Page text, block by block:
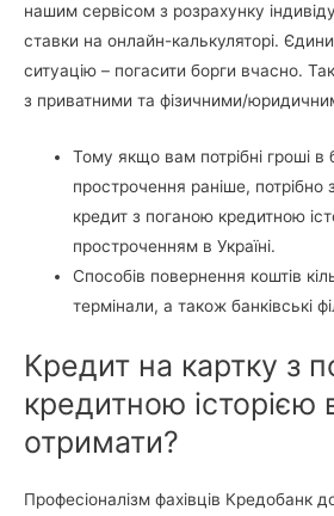
нашим сервісом з розрахунку
ставки на онлайн-калькуляторі.
ситуацію – погасити борги вчасно.
з приватними та фізичними/
Тому якщо вам потрібні гроші в
прострочення раніше, потрібно
кредит з поганою кредитною
простроченням в Україні.
Способів повернення коштів
термінали, а також банківські
Кредит на картку з
кредитною історією
отримати?
Професіоналізм фахівців Кредобанк